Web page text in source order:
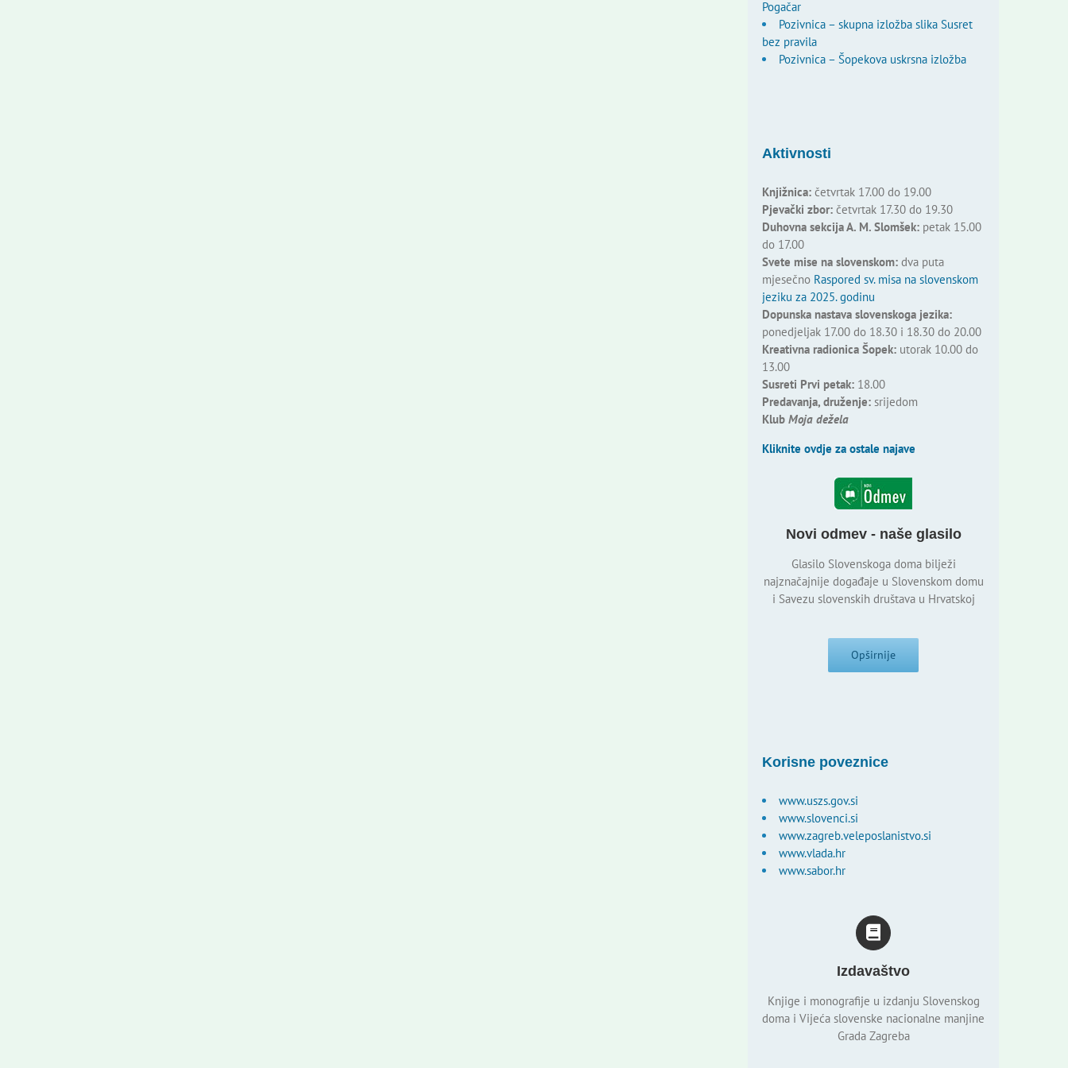
Pogačar
Pozivnica – skupna izložba slika Susret
bez pravila
Pozivnica – Šopekova uskrsna izložba
Aktivnosti
Knjižnica:četvrtak 17.00 do 19.00
Pjevački zbor:četvrtak 17.30 do 19.30
Duhovna sekcija A. M. Slomšek:petak 15.00
do 17.00
Svete mise na slovenskom:dva puta
mjesečno Raspored sv. misa na slovenskom
jeziku za 2025. godinu
Dopunska nastava slovenskoga jezika:
ponedjeljak 17.00 do 18.30 i 18.30 do 20.00
Kreativna radionica Šopek:utorak 10.00 do
13.00
Susreti Prvi petak:18.00
Predavanja, druženje:srijedom
Klub Moja dežela
Kliknite ovdje za ostale najave
Novi odmev - naše glasilo
Glasilo Slovenskoga doma bilježi
najznačajnije događaje u Slovenskom domu
i Savezu slovenskih društava u Hrvatskoj
Opširnije
Korisne poveznice
www.uszs.gov.si
www.slovenci.si
www.zagreb.veleposlanistvo.si
www.vlada.hr
www.sabor.hr
Izdavaštvo
Knjige i monografije u izdanju Slovenskog
doma i Vijeća slovenske nacionalne manjine
Grada Zagreba